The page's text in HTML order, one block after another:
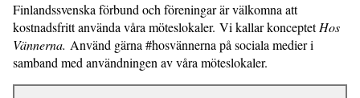
Finlandssvenska förbund och föreningar är välkomna att
kostnadsfritt använda våra möteslokaler. Vi kallar konceptetHos
Vännerna. Använd gärna #hosvännerna på sociala medier i
samband med användningen av våra möteslokaler.